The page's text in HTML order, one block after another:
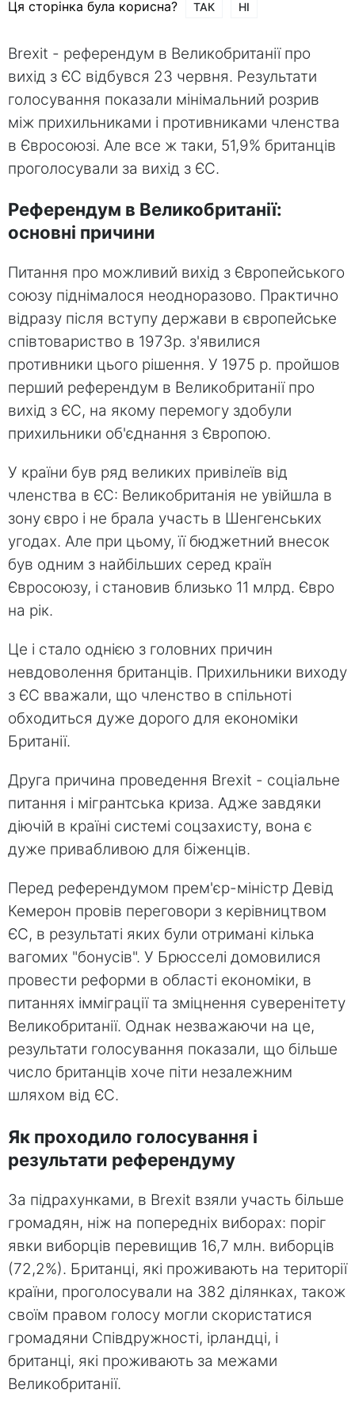
Ця сторінка була корисна? ТАК НІ
Brexit - референдум в Великобританії про
вихід з ЄС відбувся 23 червня. Результати
голосування показали мінімальний розрив
між прихильниками і противниками членства
в Євросоюзі. Але все ж таки, 51,9% британців
проголосували за вихід з ЄС.
Референдум в Великобританії:
основні причини
Питання про можливий вихід з Європейського
союзу піднімалося неодноразово. Практично
відразу після вступу держави в європейське
співтовариство в 1973р. з'явилися
противники цього рішення. У 1975 р. пройшов
перший референдум в Великобританії про
вихід з ЄС, на якому перемогу здобули
прихильники об'єднання з Європою.
У країни був ряд великих привілеїв від
членства в ЄС: Великобританія не увійшла в
зону євро і не брала участь в Шенгенських
угодах. Але при цьому, її бюджетний внесок
був одним з найбільших серед країн
Євросоюзу, і становив близько 11 млрд. Євро
на рік.
Це і стало однією з головних причин
невдоволення британців. Прихильники виходу
з ЄС вважали, що членство в спільноті
обходиться дуже дорого для економіки
Британії.
Друга причина проведення Brexit - соціальне
питання і мігрантська криза. Адже завдяки
діючій в країні системі соцзахисту, вона є
дуже привабливою для біженців.
Перед референдумом прем'єр-міністр Девід
Кемерон провів переговори з керівництвом
ЄС, в результаті яких були отримані кілька
вагомих "бонусів". У Брюсселі домовилися
провести реформи в області економіки, в
питаннях імміграції та зміцнення суверенітету
Великобританії. Однак незважаючи на це,
результати голосування показали, що більше
число британців хоче піти незалежним
шляхом від ЄС.
Як проходило голосування і
результати референдуму
За підрахунками, в Brexit взяли участь більше
громадян, ніж на попередніх виборах: поріг
явки виборців перевищив 16,7 млн. виборців
(72,2%). Британці, які проживають на території
країни, проголосували на 382 ділянках, також
своїм правом голосу могли скористатися
громадяни Співдружності, ірландці, і
британці, які проживають за межами
Великобританії.